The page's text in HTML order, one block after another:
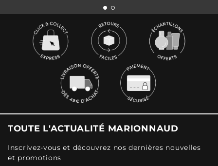
TOUTE L'ACTUALITÉ MARIONNAUD
Inscrivez-vous et découvrez nos dernières nouvelles
et promotions